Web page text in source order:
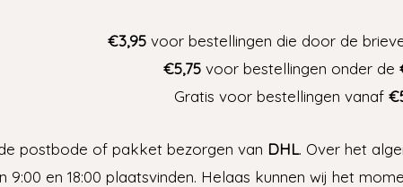
€3,95 voor bestellingen die door de
€5,75 voor bestellingen onder de
Gratis voor bestellingen vanaf
postbode of pakket bezorgen van DHL. Over het
9:00 en 18:00 plaatsvinden. Helaas kunnen wij het